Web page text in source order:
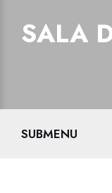
SALA
SUBMENU